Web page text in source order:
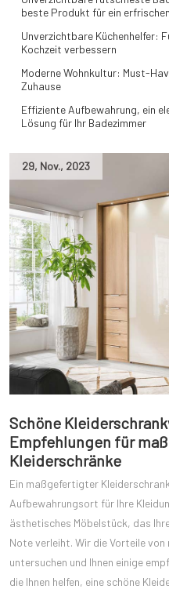
29, Nov., 2023
Schöne
Empfehlungen für
Kleiderschränke
Ein maßgefertigter
Aufbewahrungsort für Ihre
ästhetisches Möbelstück, das
Note verleiht. Wir die Vorteile
untersuchen und Ihnen einige
die Ihnen helfen, eine schöne
beste Produkt für ein
Unverzichtbare Küchenhelfer:
Kochzeit verbessern
Moderne Wohnkultur: Must-
Zuhause
Effiziente Aufbewahrung, ein
Lösung für Ihr Badezimmer